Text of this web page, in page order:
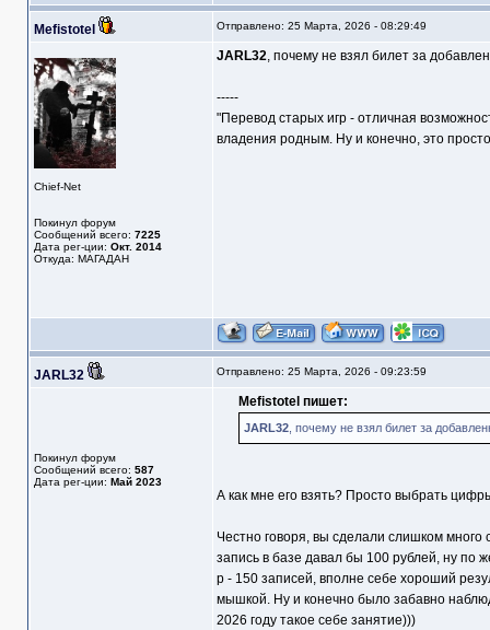
Mefistotel Отправлено: 25 Марта, 2026 - 08:29:49
Chief-Net
Покинул форум
Сообщений всего: 7225
Дата рег-ции: Окт. 2014
Откуда: МАГАДАН
JARL32, почему не взял билет за
-----
"Перевод старых игр - отличная
владения родным. Ну и конечно, это
JARL32 Отправлено: 25 Марта, 2026 - 09:23:59
Покинул форум
Сообщений всего: 587
Дата рег-ции: Май 2023
Mefistotel пишет:
JARL32, почему не взял билет за
А как мне его взять? Просто выбрать
Честно говоря, вы сделали слишком
запись в базе давал бы 100 рублей, ну по
р - 150 записей, вполне себе хороший
мышкой. Ну и конечно было забавно
2026 году такое себе занятие)))